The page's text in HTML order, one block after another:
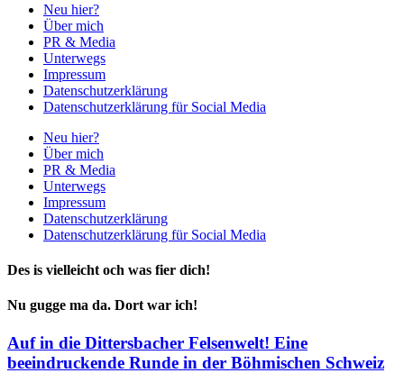
Neu hier?
Über mich
PR & Media
Unterwegs
Impressum
Datenschutzerklärung
Datenschutzerklärung für Social Media
Neu hier?
Über mich
PR & Media
Unterwegs
Impressum
Datenschutzerklärung
Datenschutzerklärung für Social Media
Des is vielleicht och was fier dich!
Nu gugge ma da. Dort war ich!
Auf in die Dittersbacher Felsenwelt! Eine
beeindruckende Runde in der Böhmischen Schweiz